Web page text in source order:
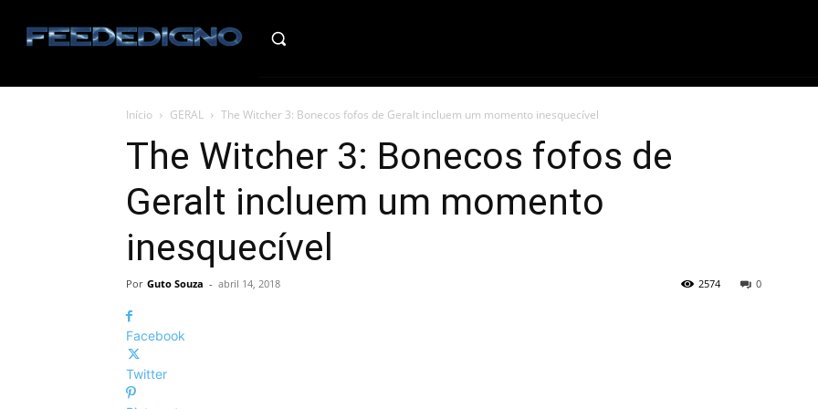
Início GERAL The Witcher 3: Bonecos fofos de Geralt incluem um momento inesquecível
The Witcher 3: Bonecos fofos de
Geralt incluem um momento
inesquecível
Por Guto Souza - abril 14, 2018 0
2574
Facebook
Twitter